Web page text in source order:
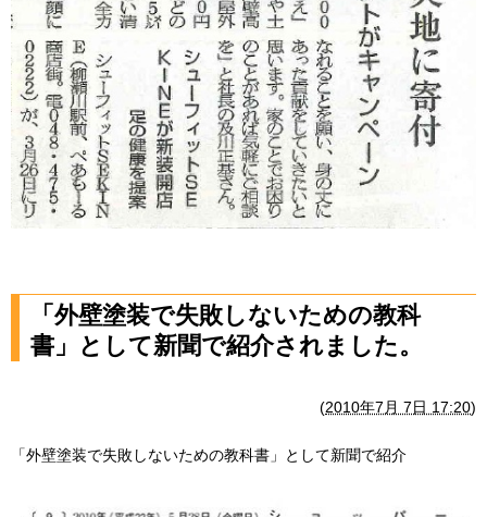
「外壁塗装で失敗しないための教科
書」として新聞で紹介されました。
(2010年7月 7日 17:20)
「外壁塗装で失敗しないための教科書」として新聞で紹介